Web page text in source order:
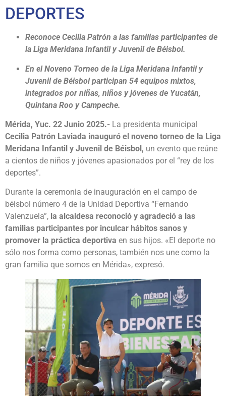
DEPORTES
Reconoce Cecilia Patrón a las familias participantes de
la Liga Meridana Infantil y Juvenil de Béisbol.
En el Noveno Torneo de la Liga Meridana Infantil y
Juvenil de Béisbol participan 54 equipos mixtos,
integrados por niñas, niños y jóvenes de Yucatán,
Quintana Roo y Campeche.
Mérida, Yuc. 22 Junio 2025.- La presidenta municipal
Cecilia Patrón Laviada inauguró el noveno torneo de la Liga
Meridana Infantil y Juvenil de Béisbol, un evento que reúne
a cientos de niños y jóvenes apasionados por el “rey de los
deportes”.
Durante la ceremonia de inauguración en el campo de
béisbol número 4 de la Unidad Deportiva “Fernando
Valenzuela”, la alcaldesa reconoció y agradeció a las
familias participantes por inculcar hábitos sanos y
promover la práctica deportiva en sus hijos. «El deporte no
sólo nos forma como personas, también nos une como la
gran familia que somos en Mérida», expresó.